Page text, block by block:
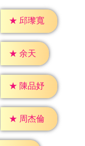
★ 邱瓈寬
★ 余天
★ 陳品妤
★ 周杰倫